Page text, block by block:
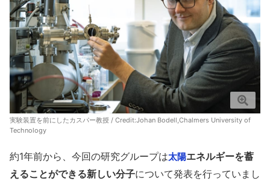
実験装置を前にしたカスパー教授 / Credit:Johan Bodell,Chalmers University of
Technology
約1年前から、今回の研究グループは太陽エネルギーを蓄
えることができる新しい分子について発表を行っていまし